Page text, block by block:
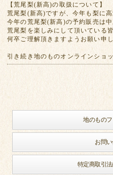
【荒尾梨(新高)の取扱について】
荒尾梨(新高)ですが、今年も梨に
今年の荒尾梨(新高)の予約販売は中
荒尾梨を楽しみにして頂いている
何卒ご理解頂きますようお願い申
引き続き地のものオンラインショ
地のもの
お問
特定商取引